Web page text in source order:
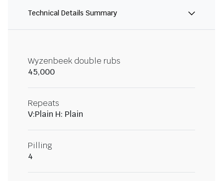
Technical Details Summary
Wyzenbeek double rubs
45,000
Repeats
V:Plain H: Plain
Pilling
4